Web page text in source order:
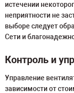
истечении
неприятности не
выборе следует
Сети и
Контроль и
Управление
зависимости от